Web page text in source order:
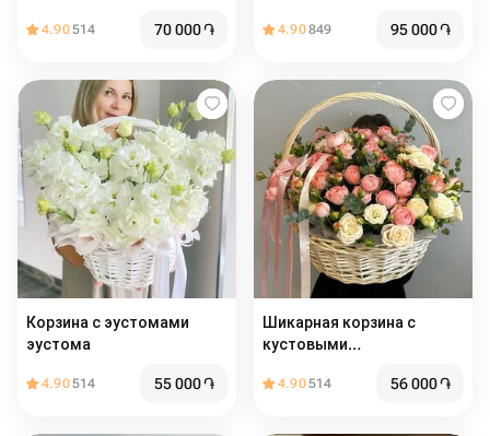
4.90514 70 000֏ 4.90849 95 000֏
Корзина с эустомами
эустома
4.90514 55 000֏
Шикарная корзина с
кустовыми
Бомбастик и ароматным
4.90514 56 000֏